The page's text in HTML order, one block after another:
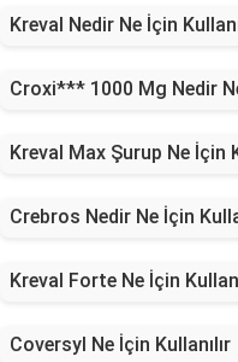
Kreval Nedir Ne İçin
Croxi*** 1000 Mg Nedir
Kreval Max Şurup Ne İçin
Crebros Nedir Ne İçin
Kreval Forte Ne İçin
Coversyl Ne İçin Kullanılır